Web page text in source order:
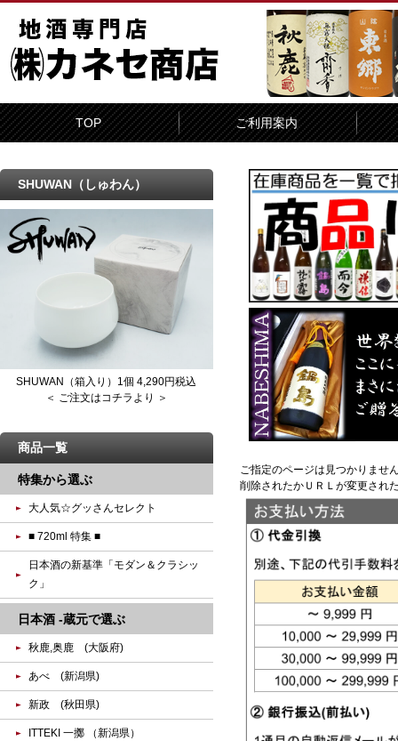
TOP ご利用案内
ご指定のページは見つかりませ
削除されたかＵＲＬが変更され
SHUWAN（しゅわん）
SHUWAN（箱入り）1個 4,290円税込
＜ ご注文はコチラより ＞
商品一覧
特集から選ぶ
大人気☆グッさんセレクト
■ 720ml 特集 ■
日本酒の新基準「モダン＆クラシッ
ク」
日本酒 -蔵元で選ぶ
秋鹿,奥鹿 (大阪府)
あべ (新潟県)
新政 (秋田県)
ITTEKI 一擲 （新潟県）